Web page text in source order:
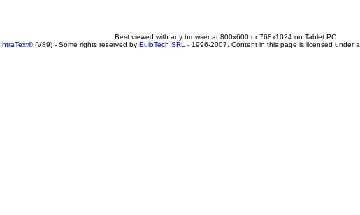
Best viewed with any browser at 800x600 or 768x1024 on Tablet PC
IntraText®(V89) - Some rights reserved by EuloTech SRL - 1996-2007. Content in this page is licensed under a